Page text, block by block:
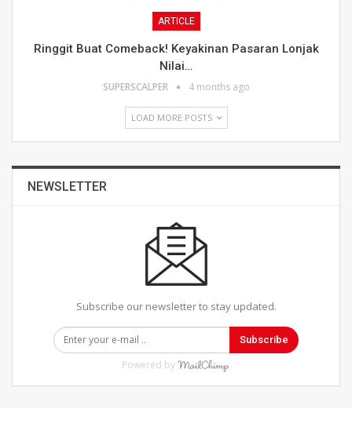
ARTICLE
Ringgit Buat Comeback! Keyakinan Pasaran Lonjak
Nilai…
SUPERSCALPER 4 months ago
LOAD MORE POSTS
NEWSLETTER
Subscribe our newsletter to stay updated.
Subscribe
Powered by